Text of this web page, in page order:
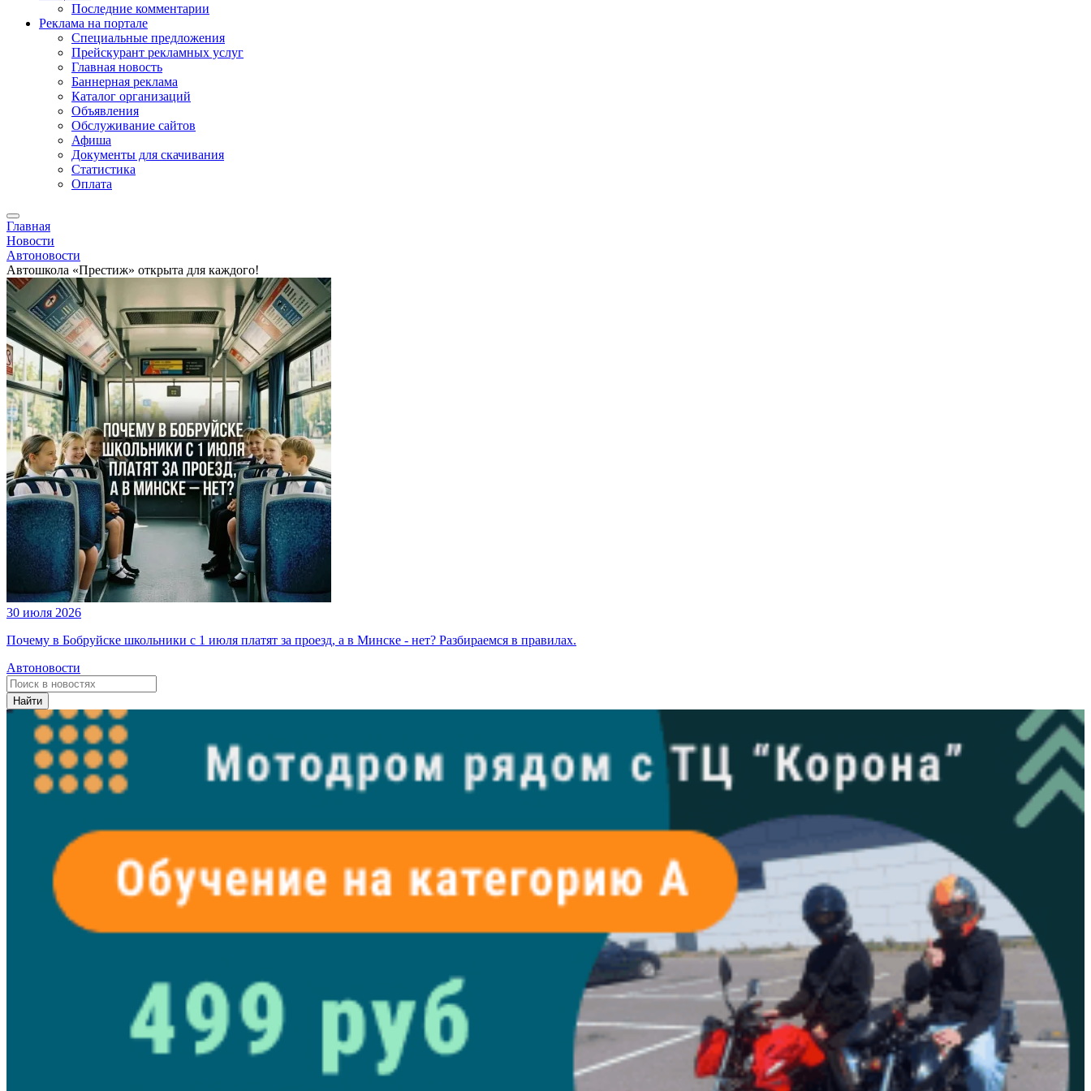
Последние комментарии
Реклама на портале
Специальные предложения
Прейскурант рекламных услуг
Главная новость
Баннерная реклама
Каталог организаций
Объявления
Обслуживание сайтов
Афиша
Документы для скачивания
Статистика
Оплата
Главная
Новости
Автоновости
Автошкола «Престиж» открыта для каждого!
30 июля 2026
Почему в Бобруйске школьники с 1 июля платят за проезд, а в Минске - нет? Разбираемся в правилах.
Автоновости
Найти